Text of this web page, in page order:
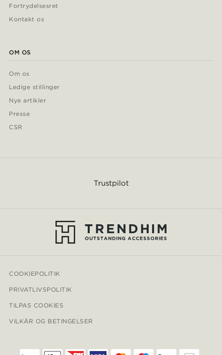
Fortrydelsesret
Kontakt os
OM OS
Om os
Ledige stillinger
Nye artikler
Presse
CSR
Trustpilot
COOKIEPOLITIK
PRIVATLIVSPOLITIK
TILPAS COOKIES
VILKÅR OG BETINGELSER